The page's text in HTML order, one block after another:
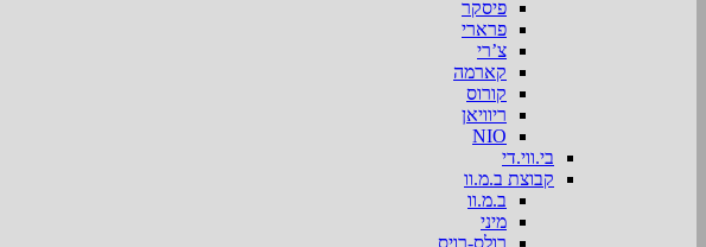
פיסקר
פרארי
צ’רי
קארמה
קורוס
ריוויאן
NIO
בי.ווי.די
קבוצת ב.מ.וו
ב.מ.וו
מיני
רולס-רויס